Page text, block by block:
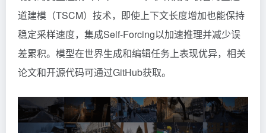
道建模（TSCM）技术，即使上下文长度增加也能保持
稳定采样速度，集成Self-Forcing以加速推理并减少误
差累积。模型在世界生成和编辑任务上表现优异，相关
论文和开源代码可通过GitHub获取。